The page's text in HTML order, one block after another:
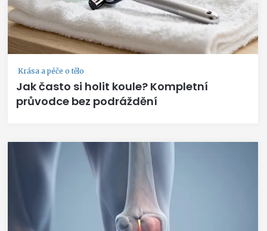
Krása a péče o tělo
Jak často si holit koule? Kompletní
průvodce bez podráždění